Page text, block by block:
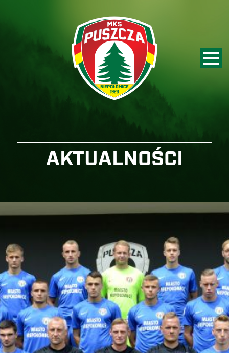
AKTUALNOŚCI